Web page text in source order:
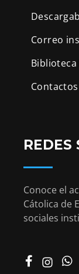
Correo
Contactos
REDES
Conoce el
Cátolica de
sociales